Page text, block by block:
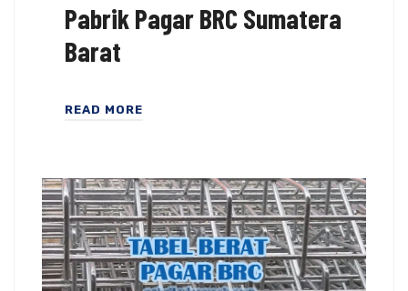
Pabrik Pagar BRC Sumatera
Barat
READ MORE